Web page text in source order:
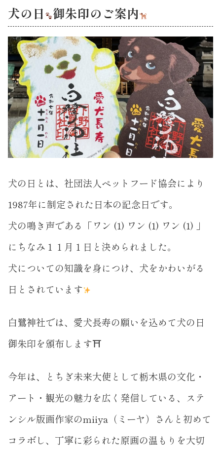
犬の日 御朱印のご案内
犬の日とは、社団法人ペットフード協会により
1987年に制定された日本の記念日です。
犬の鳴き声である「ワン (1) ワン (1) ワン (1) 」
にちなみ１１月１日と決められました。
犬についての知識を身につけ、犬をかわいがる
日とされています
白鷺神社では、愛犬長寿の願いを込めて犬の日
御朱印を頒布します⛩
今年は、とちぎ未来大使として栃木県の文化・
アート・観光の魅力を広く発信している、ステ
ンシル版画作家のmiiya（ミーヤ）さんと初めて
コラボし、丁寧に彩られた原画の温もりを大切